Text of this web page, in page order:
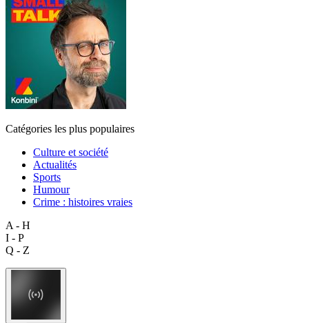
Catégories les plus populaires
Culture et société
Actualités
Sports
Humour
Crime : histoires vraies
A - H
I - P
Q - Z